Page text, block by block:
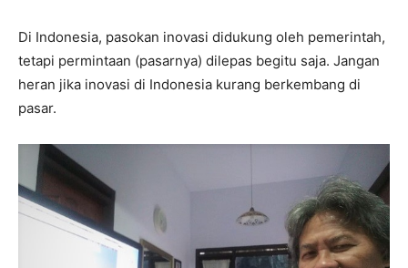
Di Indonesia, pasokan inovasi didukung oleh pemerintah,
tetapi permintaan (pasarnya) dilepas begitu saja. Jangan
heran jika inovasi di Indonesia kurang berkembang di
pasar.